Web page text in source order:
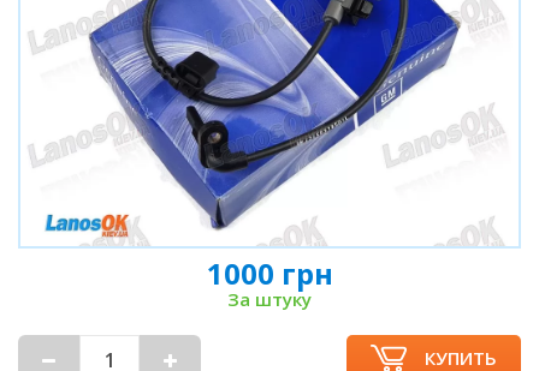
1000 грн
За штуку
КУПИТЬ